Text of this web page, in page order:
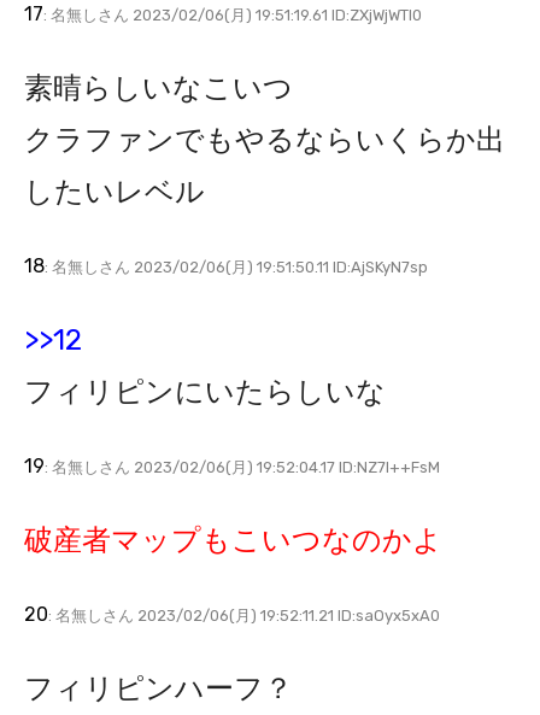
17: 名無しさん 2023/02/06(月) 19:51:19.61 ID:ZXjWjWTI0
素晴らしいなこいつ
クラファンでもやるならいくらか出
したいレベル
18: 名無しさん 2023/02/06(月) 19:51:50.11 ID:AjSKyN7sp
>>12
フィリピンにいたらしいな
19: 名無しさん 2023/02/06(月) 19:52:04.17 ID:NZ7I++FsM
破産者マップもこいつなのかよ
20: 名無しさん 2023/02/06(月) 19:52:11.21 ID:saOyx5xA0
フィリピンハーフ？